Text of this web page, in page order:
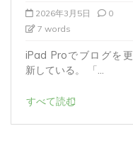
2026年3月5日
0
7 words
iPad Proでブログを更
新している。 「...
すべて読む